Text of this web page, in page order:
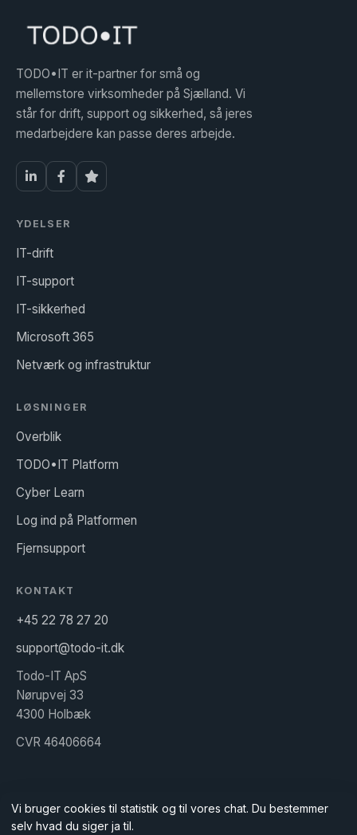
TODO•IT er it-partner for små og
mellemstore virksomheder på Sjælland. Vi
står for drift, support og sikkerhed, så jeres
medarbejdere kan passe deres arbejde.
YDELSER
IT-drift
IT-support
IT-sikkerhed
Microsoft 365
Netværk og infrastruktur
LØSNINGER
Overblik
TODO•IT Platform
Cyber Learn
Log ind på Platformen
Fjernsupport
KONTAKT
+45 22 78 27 20
support@todo-it.dk
Todo-IT ApS
Nørupvej 33
4300 Holbæk
CVR 46406664
© 2026 TODO•IT
Vi bruger cookies til statistik og til vores chat. Du bestemmer
selv hvad du siger ja til.